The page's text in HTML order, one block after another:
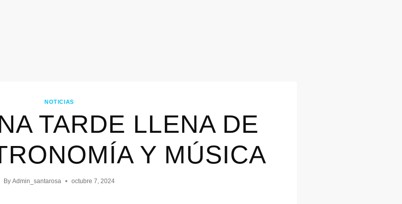
NOTICIAS
TARDE LLENA DE
Y MÚSICA
By Admin_santarosa octubre 7, 2024